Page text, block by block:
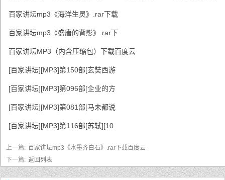
百家讲坛mp3《海洋生灵》.rar下载
百家讲坛mp3《盛唐的背影》.rar下
百家讲坛MP3（内含压缩包）下载百度云
[百家讲坛][MP3]第150部[玄奘西游
[百家讲坛][MP3]第096部[企业的方
[百家讲坛][MP3]第081部[马未都说
[百家讲坛][MP3]第116部[苏轼][10
上一篇: 百家讲坛mp3《水墨齐白石》.rar下载百度云
下一篇: 返回列表